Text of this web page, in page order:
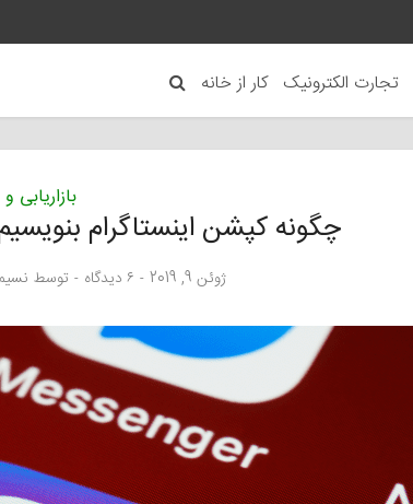
تجارت الکترونیک کار از خانه
چگونه کپشن اینستاگرام
ژوئن 9, 2019 ۶ دیدگاه توسط